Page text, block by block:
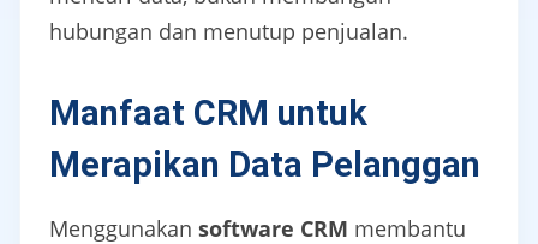
hubungan dan menutup penjualan.
Manfaat CRM untuk
Merapikan Data Pelanggan
Menggunakan software CRM membantu